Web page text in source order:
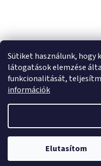
Sütiket használunk, hogy
látogatások elemzése
funkcionalitását,
információk
Elutasítom